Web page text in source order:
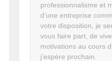
professionnalisme et
d’une entreprise
votre disposition, je
vous faire part, de
motivations au cours
j’espère prochain.